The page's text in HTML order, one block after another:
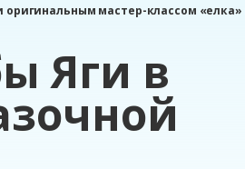
оригинальным мастер-классом
Яги в